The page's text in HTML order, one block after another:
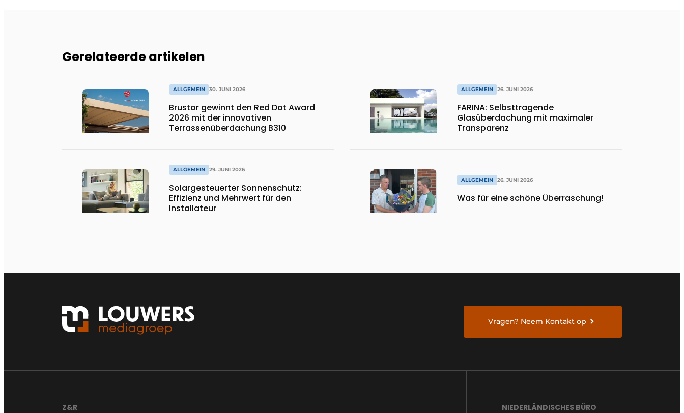
Gerelateerde artikelen
ALLGEMEIN 30. JUNI 2026
Brustor gewinnt den Red Dot Award
2026 mit der innovativen
Terrassenüberdachung B310
ALLGEMEIN 29. JUNI 2026
Solargesteuerter Sonnenschutz:
Effizienz und Mehrwert für den
Installateur
ALLGEMEIN 26. JUNI 2026
FARINA: Selbsttragende
Glasüberdachung mit maximaler
Transparenz
ALLGEMEIN 26. JUNI 2026
Was für eine schöne Überraschung!
Vragen? Neem Kontakt op
Z&R NIEDERLÄNDISCHES BÜRO